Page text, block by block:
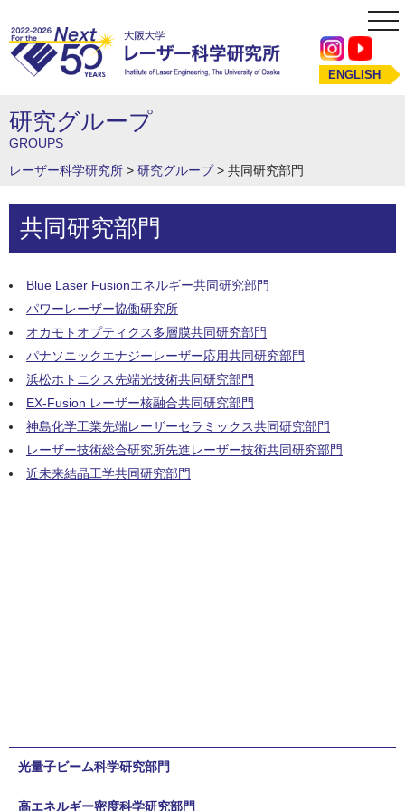
ENGLISH
研究グループ
GROUPS
レーザー科学研究所 > 研究グループ> 共同研究部門
共同研究部門
Blue Laser Fusionエネルギー共同研究部門
パワーレーザー協働研究所
オカモトオプティクス多層膜共同研究部門
パナソニックエナジーレーザー応用共同研究部門
浜松ホトニクス先端光技術共同研究部門
EX-Fusion レーザー核融合共同研究部門
神島化学工業先端レーザーセラミックス共同研究部門
レーザー技術総合研究所先進レーザー技術共同研究部門
近未来結晶工学共同研究部門
光量子ビーム科学研究部門
高エネルギー密度科学研究部門